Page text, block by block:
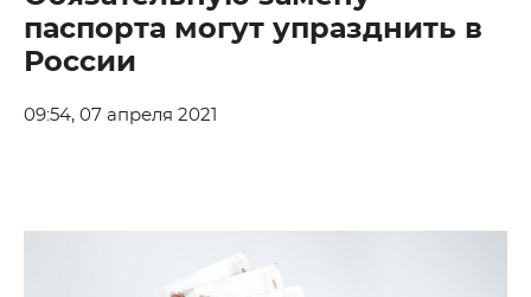
паспорта могут упразднить в
России
09:54, 07 апреля 2021